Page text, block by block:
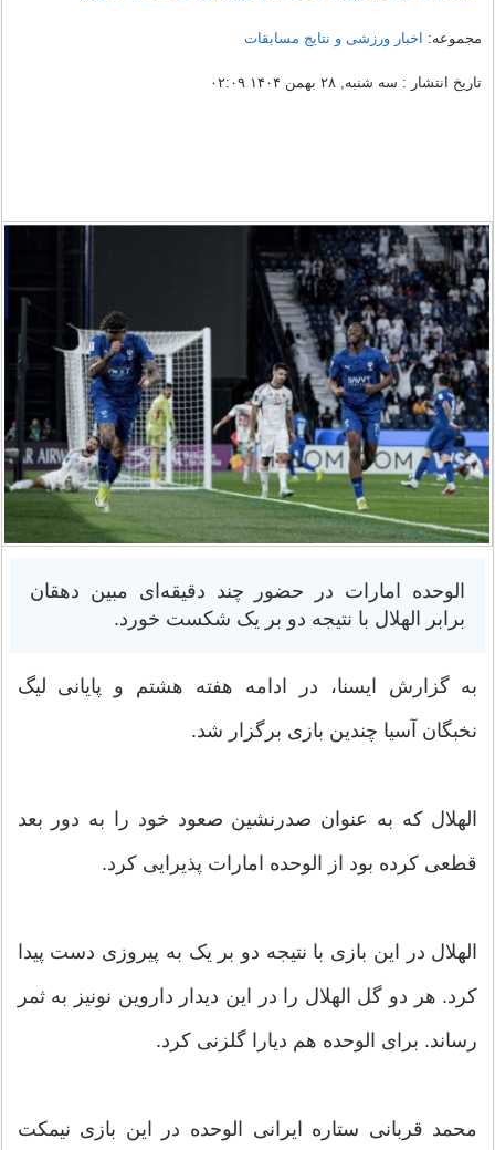
مجموعه: اخبار ورزشی و نتایج مسابقات
تاریخ انتشار : سه شنبه, ۲۸ بهمن ۱۴۰۴ ۰۲:۰۹
الوحده امارات در حضور چند دقیقه‌ای مبین دهقان
برابر الهلال با نتیجه دو بر یک شکست خورد.
به گزارش ایسنا، در ادامه هفته هشتم و پایانی لیگ
نخبگان آسیا چندین بازی برگزار شد.
الهلال که به عنوان صدرنشین صعود خود را به دور بعد
قطعی کرده بود از الوحده امارات پذیرایی کرد.
الهلال در این بازی با نتیجه دو بر یک به پیروزی دست پیدا
کرد. هر دو گل الهلال را در این دیدار داروین نونیز به ثمر
رساند. برای الوحده هم دیارا گلزنی کرد.
محمد قربانی ستاره ایرانی الوحده در این بازی نیمکت